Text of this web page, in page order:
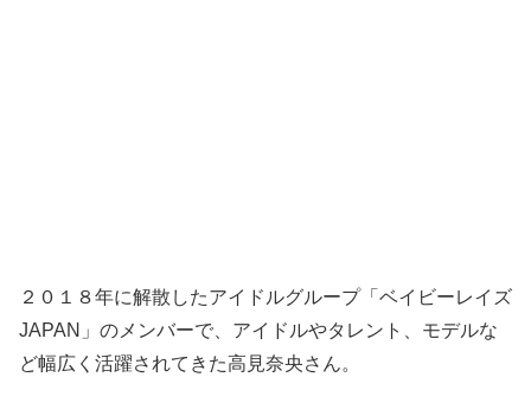
２０１８年に解散したアイドルグループ「ベイビーレイズ
JAPAN」のメンバーで、アイドルやタレント、モデルな
ど幅広く活躍されてきた高見奈央さん。